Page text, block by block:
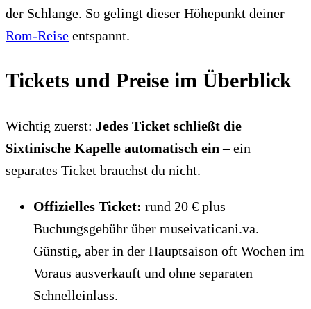
der Schlange. So gelingt dieser Höhepunkt deiner
Rom-Reise entspannt.
Tickets und Preise im Überblick
Wichtig zuerst: Jedes Ticket schließt die
Sixtinische Kapelle automatisch ein – ein
separates Ticket brauchst du nicht.
Offizielles Ticket: rund 20 € plus
Buchungsgebühr über museivaticani.va.
Günstig, aber in der Hauptsaison oft Wochen im
Voraus ausverkauft und ohne separaten
Schnelleinlass.